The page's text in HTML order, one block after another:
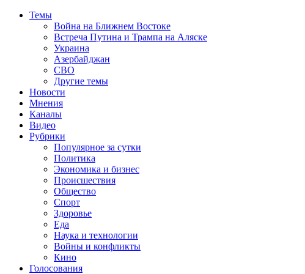
Темы
Война на Ближнем Востоке
Встреча Путина и Трампа на Аляске
Украина
Азербайджан
СВО
Другие темы
Новости
Мнения
Каналы
Видео
Рубрики
Популярное за сутки
Политика
Экономика и бизнес
Происшествия
Общество
Спорт
Здоровье
Еда
Наука и технологии
Войны и конфликты
Кино
Голосования